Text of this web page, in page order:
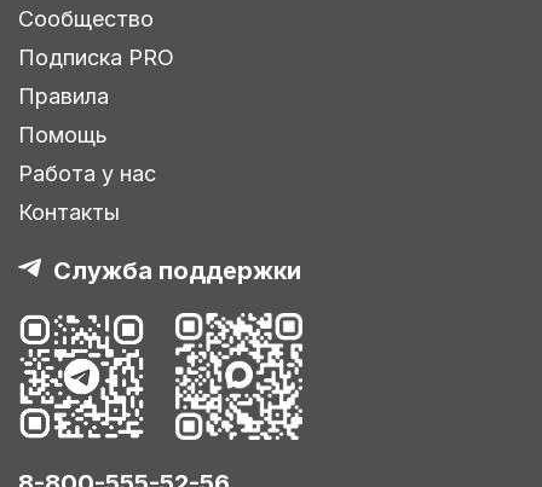
Сообщество
Подписка PRO
Правила
Помощь
Работа у нас
Контакты
Служба поддержки